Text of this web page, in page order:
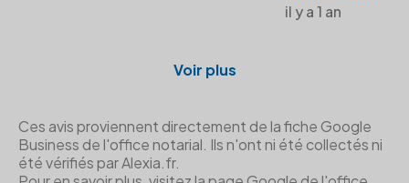
il y a 1 an
Voir plus
Ces avis proviennent directement de la fiche Google
Business de l'office notarial. Ils n'ont ni été collectés ni
été vérifiés par Alexia.fr.